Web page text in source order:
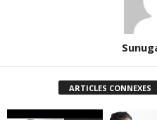
ARTICLES CONNEXES